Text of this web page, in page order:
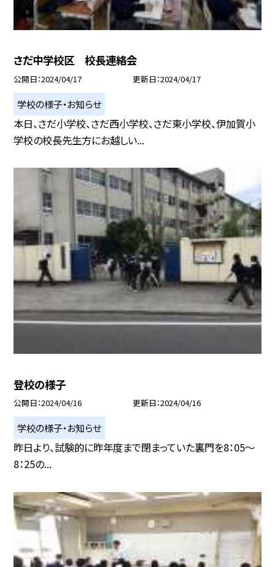
さだ中学校区 校長連絡会
公開日 2024/04/17 更新日 2024/04/17
学校の様子・お知らせ
本日、さだ小学校、さだ西小学校、さだ東小学校、伊加賀小
学校の校長先生方にお越しい...
登校の様子
公開日 2024/04/16 更新日 2024/04/16
学校の様子・お知らせ
昨日より、試験的に昨年度まで閉まっていた裏門を8：05〜
8：25の...